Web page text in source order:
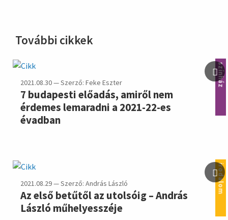
További cikkek
színház
2021.08.30 — Szerző: Feke Eszter
7 budapesti előadás, amiről nem
érdemes lemaradni a 2021-22-es
évadban
irodalom
2021.08.29 — Szerző: András László
Az első betűtől az utolsóig – András
László műhelyesszéje